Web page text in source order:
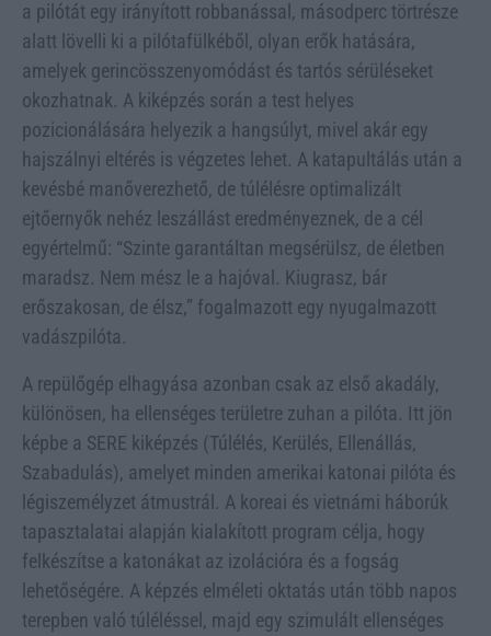
a pilótát egy irányított robbanással, másodperc törtrésze
alatt lövelli ki a pilótafülkéből, olyan erők hatására,
amelyek gerincösszenyomódást és tartós sérüléseket
okozhatnak. A kiképzés során a test helyes
pozicionálására helyezik a hangsúlyt, mivel akár egy
hajszálnyi eltérés is végzetes lehet. A katapultálás után a
kevésbé manőverezhető, de túlélésre optimalizált
ejtőernyők nehéz leszállást eredményeznek, de a cél
egyértelmű: “Szinte garantáltan megsérülsz, de életben
maradsz. Nem mész le a hajóval. Kiugrasz, bár
erőszakosan, de élsz,” fogalmazott egy nyugalmazott
vadászpilóta.
A repülőgép elhagyása azonban csak az első akadály,
különösen, ha ellenséges területre zuhan a pilóta. Itt jön
képbe a SERE kiképzés (Túlélés, Kerülés, Ellenállás,
Szabadulás), amelyet minden amerikai katonai pilóta és
légiszemélyzet átmustrál. A koreai és vietnámi háborúk
tapasztalatai alapján kialakított program célja, hogy
felkészítse a katonákat az izolációra és a fogság
lehetőségére. A képzés elméleti oktatás után több napos
terepben való túléléssel, majd egy szimulált ellenséges